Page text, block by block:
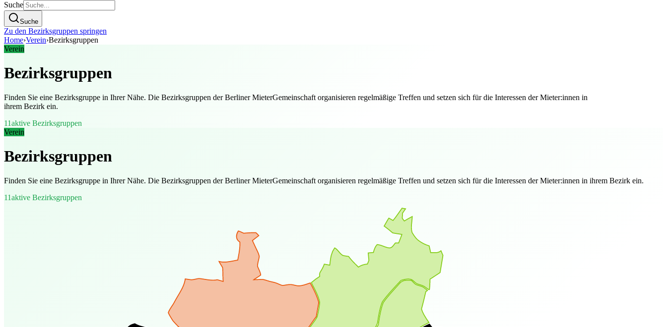
Suche
Suche
Zu den Bezirksgruppen springen
Home›Verein›Bezirksgruppen
Verein
Bezirksgruppen
Finden Sie eine Bezirksgruppe in Ihrer Nähe. Die Bezirksgruppen der Berliner MieterGemeinschaft organisieren regelmäßige Treffen und setzen sich für die Interessen der Mieter:innen in
ihrem Bezirk ein.
11aktive Bezirksgruppen
Verein
Bezirksgruppen
Finden Sie eine Bezirksgruppe in Ihrer Nähe. Die Bezirksgruppen der Berliner MieterGemeinschaft organisieren regelmäßige Treffen und setzen sich für die Interessen der Mieter:innen in ihrem Bezirk ein.
11aktive Bezirksgruppen